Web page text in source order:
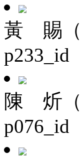
黃 賜（
p233_id
陳 炘（
p076_id